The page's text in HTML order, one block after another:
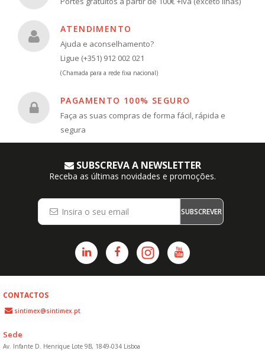
ATENDIMENTO
Ajuda e aconselhamento?
Ligue (+351) 912 002 021
(Chamada para a rede fixa nacional)
PAGAMENTO 100% SEGURO
Faça as suas compras de forma fácil, rápida e
segura
SUBSCREVA A NEWSLETTER
Receba as últimas novidades e promoções.
SUBSCREVER
CONTACTOS
sintimex@sintimex.pt
Sede
Av. Infante D. Henrique Lote 9B, 1849-034 Lisboa